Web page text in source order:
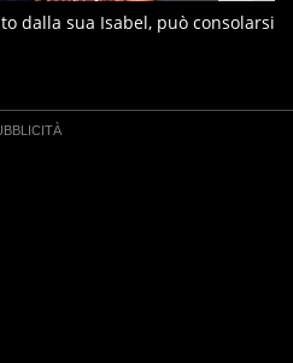
dalla sua Isabel, può consolarsi